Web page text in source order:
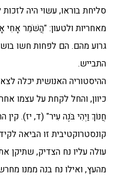
סליחת בוראו, עשוי היה
מאחריות ולטעון: "הֲשֹׁמֵר אָחִי
גרוע מהם. הם לפחות חשו
התבייש.
ההיסטוריה האנושית יכלה
כיוון, והחל לקחת על עצמו
חֲנוֹךְ וַיְהִי בֹּנֶה עִיר" (ד, יז).
קונסטרוקטיבית זו הביאה
עולה עליו נח הצדיק,
מהעץ, ואילו נח בנה ממנו